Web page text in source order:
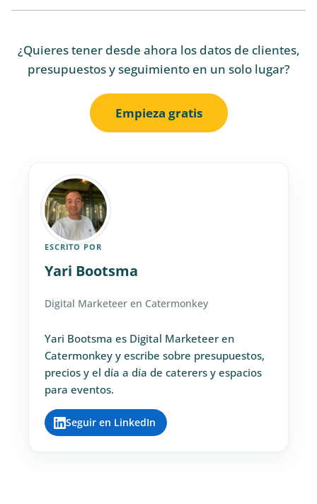
¿Quieres tener desde ahora los datos de clientes,
presupuestos y seguimiento en un solo lugar?
Empieza gratis
ESCRITO POR
Yari Bootsma
Digital Marketeer en Catermonkey
Yari Bootsma es Digital Marketeer en
Catermonkey y escribe sobre presupuestos,
precios y el día a día de caterers y espacios
para eventos.
Seguir en LinkedIn